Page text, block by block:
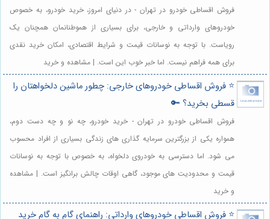
فروش اقساطی خودرو در تهران - در دنیای امروز، خرید خودرو، به خصوص
خودروهای وارداتی و خارجی، برای بسیاری از هموطنانمان همچنان یک
رویاست. با توجه به نوسانات قیمت و شرایط اقتصادی، امکان خرید نقدی
برای همه فراهم نیست. اما خبر خوب این است. | مشاهده و خرید
⭐️ فروش اقساطی خودروهای خارجی: چطور ماشین دلخواهتان را
قسطی بخرید؟ 🔑
فروش اقساطی خودرو در تهران - خرید خودرو، چه نو و چه دست دوم،
همواره یکی از بزرگترین سرمایه گذاری های زندگی بسیاری از افراد محسوب
می شود. اما دسترسی به خودروی دلخواه، به خصوص با توجه به نوسانات
قیمت و محدودیت های موجود، گاهی اوقات چالش برانگیز است. | مشاهده
و خرید
⭐️ فروش اقساطی خودروهای وارداتی: راهنمای گام به گام خرید